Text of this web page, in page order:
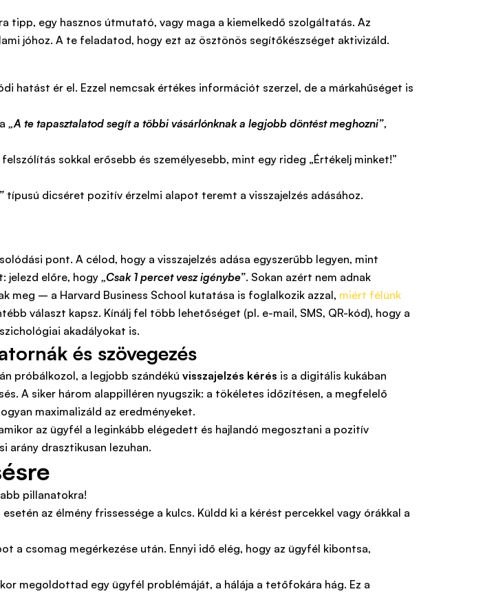
tipp, egy hasznos útmutató, vagy maga a kiemelkedő szolgáltatás. Az
jóhoz. A te feladatod, hogy ezt az ösztönös segítőkészséget aktivizáld.
hatást ér el. Ezzel nemcsak értékes információt szerzel, de a márkahűséget is
„A te tapasztalatod segít a többi vásárlónknak a legjobb döntést meghozni”,
felszólítás sokkal erősebb és személyesebb, mint egy rideg „Értékelj minket!”
típusú dicséret pozitív érzelmi alapot teremt a visszajelzés adásához.
pont. A célod, hogy a visszajelzés adása egyszerűbb legyen, mint
jelezd előre, hogy „Csak 1 percet vesz igénybe”. Sokan azért nem adnak
meg – a Harvard Business School kutatása is foglalkozik azzal, miért félünk
választ kapsz. Kínálj fel több lehetőséget (pl. e-mail, SMS, QR-kód), hogy a
akadályokat is.
és szövegezés
próbálkozol, a legjobb szándékú visszajelzés kérés is a digitális kukában
A siker három alappilléren nyugszik: a tökéletes időzítésen, a megfelelő
maximalizáld az eredményeket.
az ügyfél a leginkább elégedett és hajlandó megosztani a pozitív
arány drasztikusan lezuhan.
pillanatokra!
az élmény frissessége a kulcs. Küldd ki a kérést percekkel vagy órákkal a
a csomag megérkezése után. Ennyi idő elég, hogy az ügyfél kibontsa,
megoldottad egy ügyfél problémáját, a hálája a tetőfokára hág. Ez a